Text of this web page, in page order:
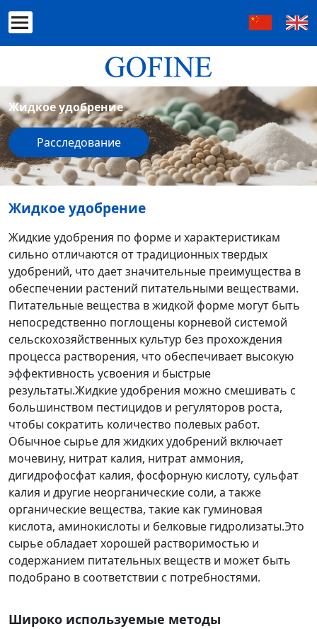
Жидкое удобрение
Расследование
Жидкое удобрение
Жидкие удобрения по форме и характеристикам
сильно отличаются от традиционных твердых
удобрений, что дает значительные преимущества в
обеспечении растений питательными веществами.
Питательные вещества в жидкой форме могут быть
непосредственно поглощены корневой системой
сельскохозяйственных культур без прохождения
процесса растворения, что обеспечивает высокую
эффективность усвоения и быстрые
результаты.Жидкие удобрения можно смешивать с
большинством пестицидов и регуляторов роста,
чтобы сократить количество полевых работ.
Обычное сырье для жидких удобрений включает
мочевину, нитрат калия, нитрат аммония,
дигидрофосфат калия, фосфорную кислоту, сульфат
калия и другие неорганические соли, а также
органические вещества, такие как гуминовая
кислота, аминокислоты и белковые гидролизаты.Это
сырье обладает хорошей растворимостью и
содержанием питательных веществ и может быть
подобрано в соответствии с потребностями.
Широко используемые методы